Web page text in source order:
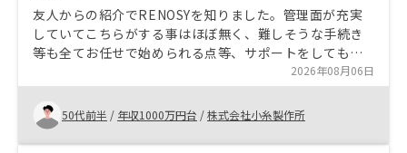
友人からの紹介でRENOSYを知りました。管理面が充実
していてこちらがする事はほぼ無く、難しそうな手続き
等も全てお任せで始められる点等、サポートをしてもら
えるので誰でも楽に始められると思います。始めたばか
りでこれからだと思いますが、5年後、10年後を楽しみに
しています。
2026年08月06日
50代前半 / 年収1000万円台 /株式会社小糸製作所